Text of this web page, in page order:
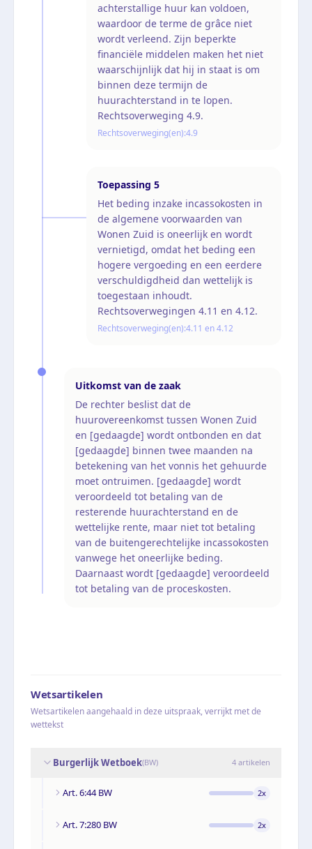
achterstallige huur kan voldoen,
waardoor de terme de grâce niet
wordt verleend. Zijn beperkte
financiële middelen maken het niet
waarschijnlijk dat hij in staat is om
binnen deze termijn de
huurachterstand in te lopen.
Rechtsoverweging 4.9.
Rechtsoverweging(en):4.9
Toepassing 5
Het beding inzake incassokosten in
de algemene voorwaarden van
Wonen Zuid is oneerlijk en wordt
vernietigd, omdat het beding een
hogere vergoeding en een eerdere
verschuldigdheid dan wettelijk is
toegestaan inhoudt.
Rechtsoverwegingen 4.11 en 4.12.
Rechtsoverweging(en):4.11 en 4.12
Uitkomst van de zaak
De rechter beslist dat de
huurovereenkomst tussen Wonen Zuid
en [gedaagde] wordt ontbonden en dat
[gedaagde] binnen twee maanden na
betekening van het vonnis het gehuurde
moet ontruimen. [gedaagde] wordt
veroordeeld tot betaling van de
resterende huurachterstand en de
wettelijke rente, maar niet tot betaling
van de buitengerechtelijke incassokosten
vanwege het oneerlijke beding.
Daarnaast wordt [gedaagde] veroordeeld
tot betaling van de proceskosten.
Wetsartikelen
Wetsartikelen aangehaald in deze uitspraak, verrijkt met de
wettekst
Burgerlijk Wetboek(BW) 4 artikelen
Art. 6:44 BW 2x
Art. 7:280 BW 2x